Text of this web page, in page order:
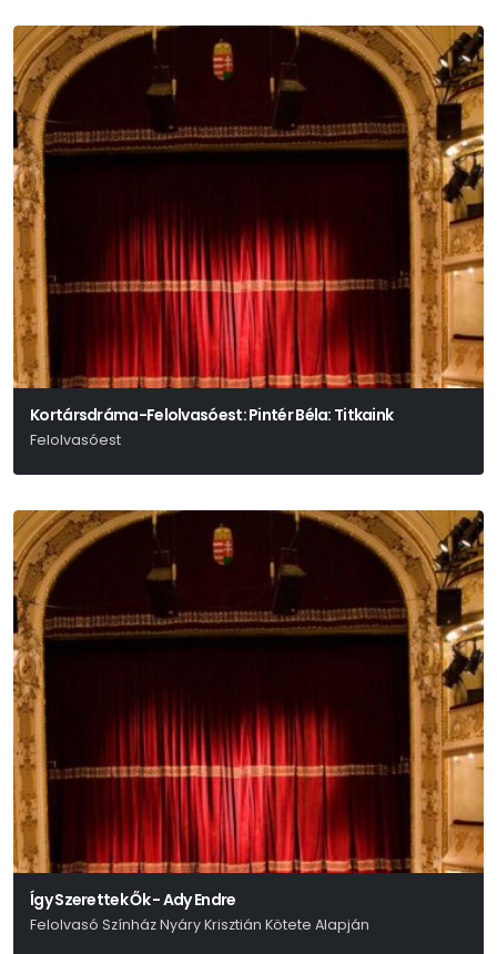
Kortársdráma-Felolvasóest: Pintér Béla: Titkaink
Felolvasóest
Így Szerettek Ők - Ady Endre
Felolvasó Színház Nyáry Krisztián Kötete Alapján